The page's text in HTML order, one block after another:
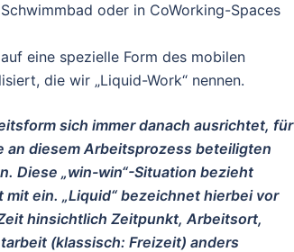
oder in CoWorking-Spaces
eine spezielle Form des mobilen
die wir „Liquid-Work“ nennen.
sich immer danach ausrichtet, für
an diesem Arbeitsprozess beteiligten
Diese „win-win“-Situation bezieht
ein. „Liquid“ bezeichnet hierbei vor
hinsichtlich Zeitpunkt, Arbeitsort,
(klassisch: Freizeit) anders